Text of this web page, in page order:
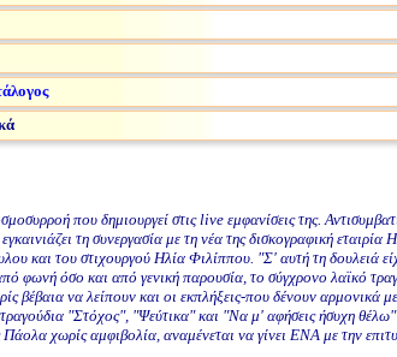
που δημιουργεί στις live εμφανίσεις της.
τη συνεργασία με τη νέα της δισκογραφική
και του στιχουργού Ηλία Φιλίππου. "Σ' αυτή τη δουλειά
φωνή όσο και από γενική παρουσία, το σύγχρονο λαϊκό
βέβαια να λείπουν και οι εκπλήξεις-που δένουν αρμονικά
"Στόχος", "Ψεύτικα" και "Να μ' αφήσεις ήσυχη θέλω"
χωρίς αμφιβολία, αναμένεται να γίνει ΕΝΑ με την